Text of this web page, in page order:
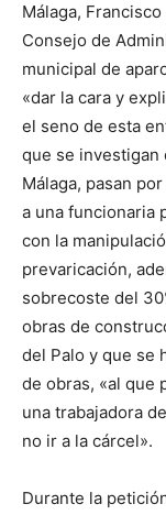
Málaga,
Consejo de
municipal de
«dar la cara y
el seno de esta
que se investigan
Málaga, pasan
a una funcionaria
con la
prevaricación,
sobrecoste del
obras de
del Palo y que se
de obras, «al que
una trabajadora
no ir a la cárcel».
Durante la